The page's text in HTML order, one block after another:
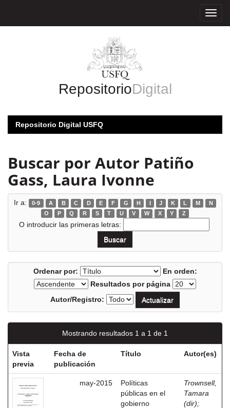
RepositorioDigital
Repositorio Digital USFQ
Buscar por Autor Patiño
Gass, Laura Ivonne
Ir a: 0-9 A B C D E F G H I J K L M
N
O
P Q R S T U V W X Y Z
O introducir las primeras letras:
Ordenar por:
En orden:
Resultados por página
Autor/Registro:
Mostrando resultados 1 a 1 de 1
Vista
previa
Fecha de
publicación
Título Autor(es)
may-2015
Políticas
públicas en el
gobierno
Trownsell,
Tamara
(dir);